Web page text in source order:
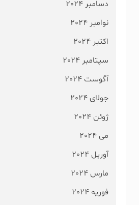
دسامبر 2024
نوامبر 2024
اکتبر 2024
سپتامبر 2024
آگوست 2024
جولای 2024
ژوئن 2024
می 2024
آوریل 2024
مارس 2024
فوریه 2024